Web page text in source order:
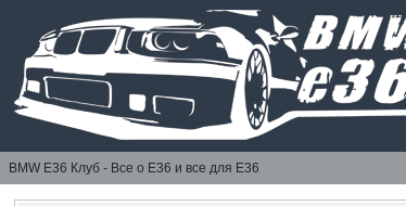
BMW E36 Клуб - Все о Е36 и все для Е36